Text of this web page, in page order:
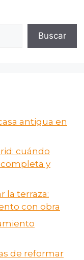
Buscar
antigua en
cuándo
y
la terraza:
con obra
de reformar